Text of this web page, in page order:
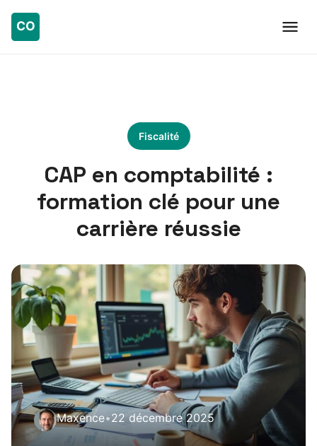
Fiscalité
CAP en comptabilité :
formation clé pour une
carrière réussie
Maxence•22 décembre 2025